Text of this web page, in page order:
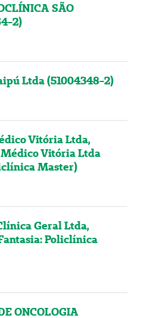
SÃO
2)
Ltda (51004348-2)
Vitória Ltda,
Vitória Ltda
Master)
Geral Ltda,
Policlínica
ONCOLOGIA